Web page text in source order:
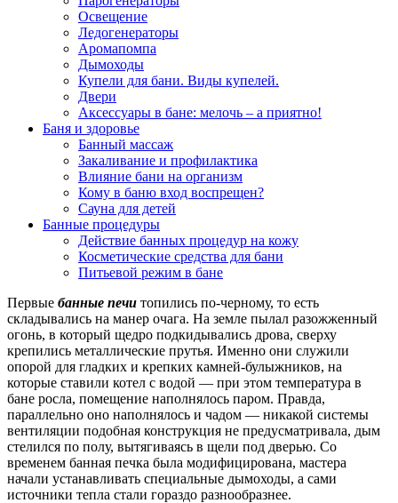
Освещение
Ледогенераторы
Аромапомпа
Дымоходы
Купели для бани. Виды купелей.
Двери
Аксессуары в бане: мелочь – а приятно!
Баня и здоровье
Банный массаж
Закаливание и профилактика
Влияние бани на организм
Кому в баню вход воспрещен?
Сауна для детей
Банные процедуры
Действие банных процедур на кожу
Косметические средства для бани
Питьевой режим в бане
Первые банные печи топились по-черному, то есть
складывались на манер очага. На земле пылал разожженный
огонь, в который щедро подкидывались дрова, сверху
крепились металлические прутья. Именно они служили
опорой для гладких и крепких камней-булыжников, на
которые ставили котел с водой — при этом температура в
бане росла, помещение наполнялось паром. Правда,
параллельно оно наполнялось и чадом — никакой системы
вентиляции подобная конструкция не предусматривала, дым
стелился по полу, вытягиваясь в щели под дверью. Со
временем банная печка была модифицирована, мастера
начали устанавливать специальные дымоходы, а сами
источники тепла стали гораздо разнообразнее.